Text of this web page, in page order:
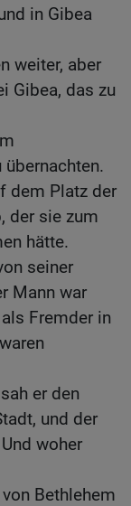
in Gibea
weiter, aber
Gibea, das zu
dem Platz der
der sie zum
hätte.
seiner
Mann war
Fremder in
er den
und der
woher
Bethlehem